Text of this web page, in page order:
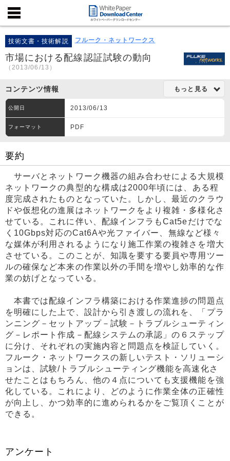
技術文書・技術解説 フルーク・ネットワークス
市場における配線認証試験の動向
（2013/06/13）
コンテンツ情報 もっと見る
公開日 2013/06/13
フォーマット PDF
要約
サーバとネットワーク機器の組み合わせによる大規模
ネットワークの典型的な構成は2000年頃には、ある程
度完成されたものとなっていた。しかし、最近のクラウ
ドや仮想化の進展はネットワークをより複雑・多様化さ
せている。これに伴い、配線インフラもCat5eだけでな
く10Gbps対応のCat6Aや光ファイバー、無線など様々
な媒体が利用されるようになり施工作業の複雑さを増大
させている。このことが、知識を要する要員や専用ツー
ルの確保など本来の作業以外の手間を増やし効率的な作
業の妨げとなっている。
本書では配線インフラ構築における作業進捗の問題点
を明確にした上で、設計から引き渡しの流れを、「プラ
ンニング－セットアップ－試験－トラブルシューティン
グ－レポート作成－配線システムの承認」の６ステップ
に分け、それぞれの実施内容と問題点を検証していく。
フルーク・ネットワークスの新しいテスト・ソリューシ
ョンは、試験/トラブルシューティング機能を高速化さ
せたことはもちろん、他の４点についても支援機能を強
化している。これにより、どのように作業全体の正確性
が向上し、かつ効率的に進められるかをご覧頂くことが
できる。
アンケート